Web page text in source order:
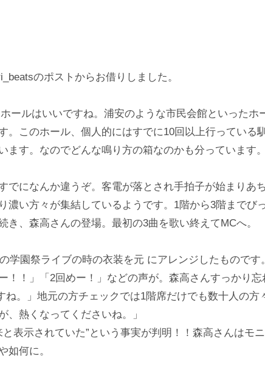
のポストからお借りしました。
ールはいいですね。浦安のような市民会館といったホ
。このホール、個人的にはすでに10回以上行っている
す。なのでどんな鳴り方の箱なのかも分っています。
でになんか違うぞ。客電が落とされ手拍子が始まりあ
い方々が集結しているようです。1階から3階までび
、森高さんの登場。最初の3曲を歌い終えてMCへ。
学園祭ライブの時の衣装を元 にアレンジしたものです
！」「2回めー！」などの声が。森高さんすっかり忘
。」地元の方チェックでは1階席だけでも数十人の方
熱くなってくださいね。」
表示されていた”という事実が判明！！森高さんはモ
如何に。